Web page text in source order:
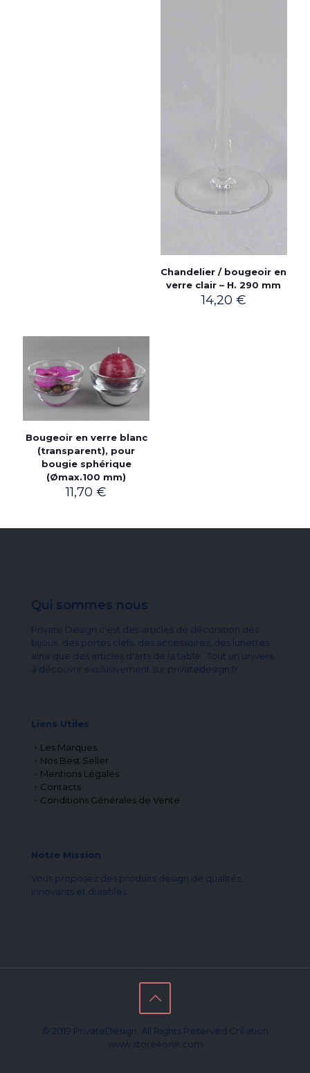
Chandelier / bougeoir en
verre clair – H. 290 mm
14,20 €
Bougeoir en verre blanc
(transparent), pour
bougie sphérique
(Ømax.100 mm)
11,70€
Qui sommes nous
Private Design c'est des articles de décoration,des
bijoux, des portes clefs, des accessoires, des lunettes
ainsi que des articles d'arts de la table...Tout un univers
à découvrir exclusivement sur privatedesign.fr
Liens Utiles
Les Marques
Nos Best Seller
Mentions Légales
Contacts
Conditions Générales de Vente
Notre Mission
Vous proposez des produits design de qualités,
innovants et durables.
© 2019 PrivateDesign. All Rights Reserved.Création
www.store4one.com